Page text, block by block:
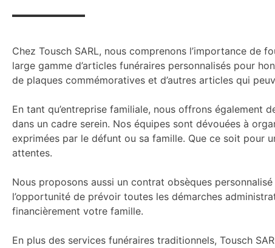
Chez Tousch SARL, nous comprenons l’importance
large gamme d’articles funéraires personnalisés pour
de plaques commémoratives et d’autres articles qui
En tant qu’entreprise familiale, nous offrons
dans un cadre serein. Nos équipes sont dévouées à
exprimées par le défunt ou sa famille. Que ce soit pour
attentes.
Nous proposons aussi un contrat obsèques
l’opportunité de prévoir toutes les démarches
financièrement votre famille.
En plus des services funéraires traditionnels, Tousch